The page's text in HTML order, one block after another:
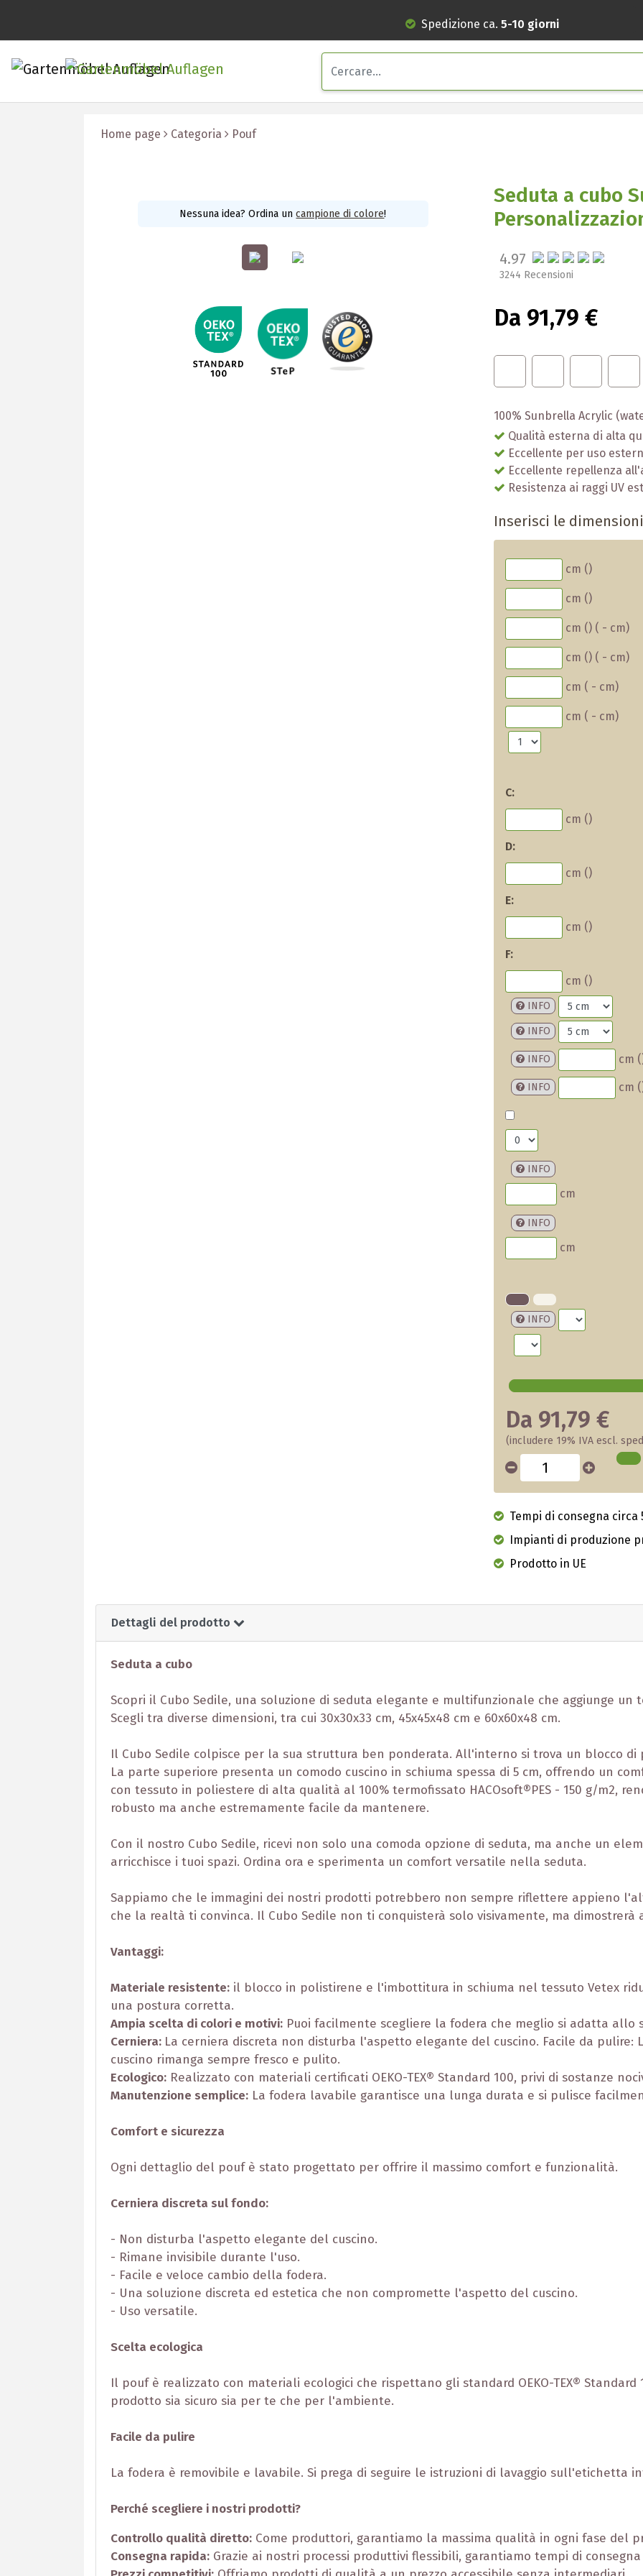
Spedizione ca. 5-10 giorni
Home page Categoria Pouf
Nessuna idea? Ordina uncampione di colore!
Seduta a cubo
4.97
3244 Recensioni
Da 91,79 €
100% Sunbrella Acrylic
Qualità esterna di alta
Eccellente per uso
Eccellente repellenza
Resistenza ai raggi UV
Inserisci le dimensioni
cm ()
cm ()
cm () ( - cm)
cm () ( - cm)
cm ( - cm)
cm ( - cm)
C:
cm ()
D:
cm ()
E:
cm ()
F:
cm ()
INFO
INFO
INFO cm (
INFO cm (
INFO
cm
INFO
cm
INFO
Da 91,79 €
(includere 19% IVA escl.
Tempi di consegna circa
Impianti di produzione
Prodotto in UE
Dettagli del prodotto
Seduta a cubo
Scopri il Cubo Sedile, una soluzione di seduta elegante e multifunzionale che aggiunge un
Scegli tra diverse dimensioni, tra cui 30x30x33 cm, 45x45x48 cm e 60x60x48 cm.
Il Cubo Sedile colpisce per la sua struttura ben ponderata. All'interno si trova un blocco
La parte superiore presenta un comodo cuscino in schiuma spessa di 5 cm, offrendo un
con tessuto in poliestere di alta qualità al 100% termofissato HACOsoft®PES - 150 g/m2,
robusto ma anche estremamente facile da mantenere.
Con il nostro Cubo Sedile, ricevi non solo una comoda opzione di seduta, ma anche un
arricchisce i tuoi spazi. Ordina ora e sperimenta un comfort versatile nella seduta.
Sappiamo che le immagini dei nostri prodotti potrebbero non sempre riflettere appieno
che la realtà ti convinca. Il Cubo Sedile non ti conquisterà solo visivamente, ma dimostrerà
Vantaggi:
Materiale resistente: il blocco in polistirene e l'imbottitura in schiuma nel tessuto Vetex
una postura corretta.
Ampia scelta di colori e motivi: Puoi facilmente scegliere la fodera che meglio si adatta
Cerniera: La cerniera discreta non disturba l'aspetto elegante del cuscino. Facile da pulire:
cuscino rimanga sempre fresco e pulito.
Ecologico: Realizzato con materiali certificati OEKO-TEX® Standard 100, privi di sostanze
Manutenzione semplice: La fodera lavabile garantisce una lunga durata e si pulisce
Comfort e sicurezza
Ogni dettaglio del pouf è stato progettato per offrire il massimo comfort e funzionalità.
Cerniera discreta sul fondo:
- Non disturba l'aspetto elegante del cuscino.
- Rimane invisibile durante l'uso.
- Facile e veloce cambio della fodera.
- Una soluzione discreta ed estetica che non compromette l'aspetto del cuscino.
- Uso versatile.
Scelta ecologica
Il pouf è realizzato con materiali ecologici che rispettano gli standard OEKO-TEX®
prodotto sia sicuro sia per te che per l'ambiente.
Facile da pulire
La fodera è removibile e lavabile. Si prega di seguire le istruzioni di lavaggio sull'etichetta
Perché scegliere i nostri prodotti?
Controllo qualità diretto: Come produttori, garantiamo la massima qualità in ogni fase del
Consegna rapida: Grazie ai nostri processi produttivi flessibili, garantiamo tempi di